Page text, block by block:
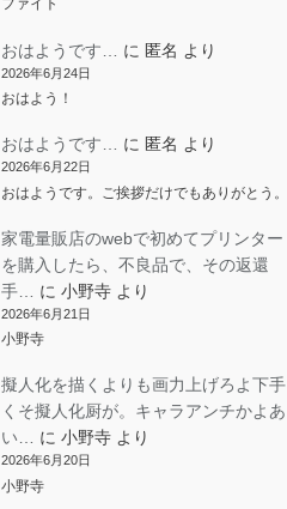
ファイト
おはようです… に 匿名 より
2026年6月24日
おはよう！
おはようです… に 匿名 より
2026年6月22日
おはようです。ご挨拶だけでもありがとう。
家電量販店のwebで初めてプリンター
を購入したら、不良品で、その返還
手…
に 小野寺より
2026年6月21日
小野寺
擬人化を描くよりも画力上げろよ下手
くそ擬人化厨が。キャラアンチかよあ
い…
に 小野寺より
2026年6月20日
小野寺